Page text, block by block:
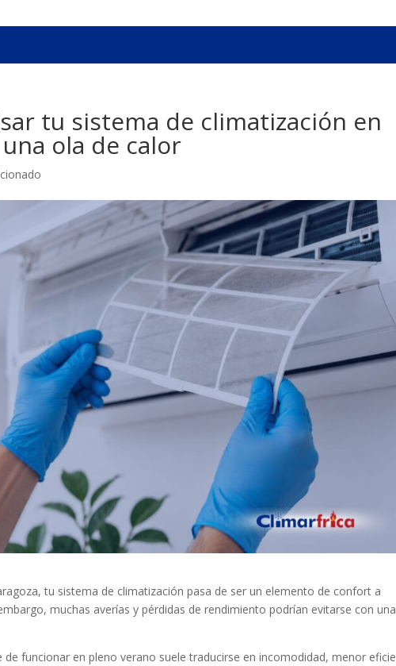
tu sistema de climatización en
ola de calor
tu sistema de climatización pasa de ser un elemento de confort a
muchas averías y pérdidas de rendimiento podrían evitarse con una
de funcionar en pleno verano suele traducirse en incomodidad, menor